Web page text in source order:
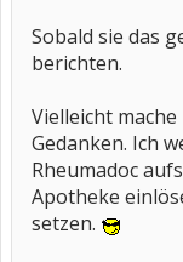
Sobald sie das
berichten.
Vielleicht
Gedanken. Ich
Rheumadoc
Apotheke
setzen.